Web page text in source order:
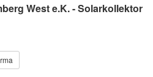
West e.K. - Solarkollektor